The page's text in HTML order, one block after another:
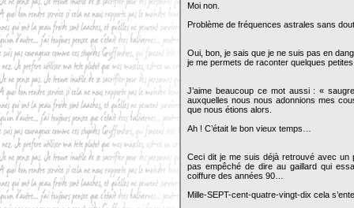
Moi non.
Problème de fréquences astrales sans
Oui, bon, je sais que je ne suis pas en
je me permets de raconter quelques
J’aime beaucoup ce mot aussi : «
auxquelles nous nous adonnions mes
que nous étions alors.
Ah ! C’était le bon vieux temps…
Ceci dit je me suis déjà retrouvé avec un
pas empêché de dire au gaillard qui
coiffure des années 90…
Mille-SEPT-cent-quatre-vingt-dix cela